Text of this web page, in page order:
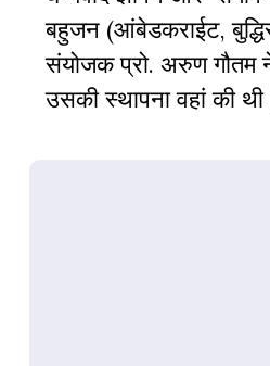
बहुजन (आंबेडकराईट,
संयोजक प्रो. अरुण गौतम
उसकी स्थापना वहां की